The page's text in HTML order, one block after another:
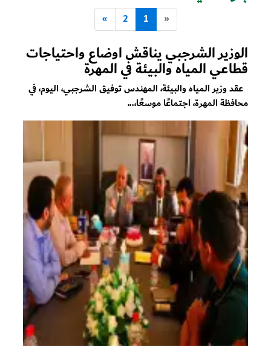
«
1
2
»
الوزير الشرجبي يناقش اوضاع واحتياجات
قطاعي المياه والبيئة في المهرة
عقد وزير المياه والبيئة، المهندس توفيق الشرجبي، اليوم، في
محافظة المهرة، اجتماعًا موسعًا،...